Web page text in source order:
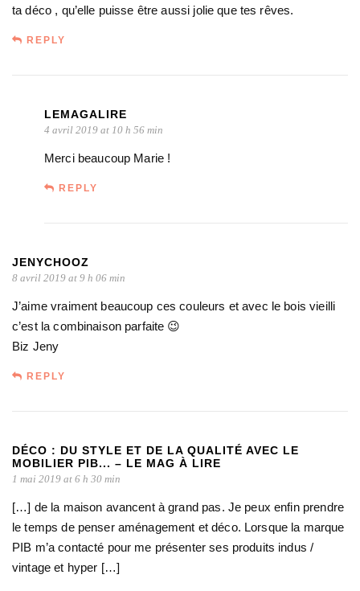
ta déco , qu’elle puisse être aussi jolie que tes rêves.
REPLY
LEMAGALIRE
4 avril 2019 at 10 h 56 min
Merci beaucoup Marie !
REPLY
JENYCHOOZ
8 avril 2019 at 9 h 06 min
J’aime vraiment beaucoup ces couleurs et avec le bois vieilli
c’est la combinaison parfaite 😉
Biz Jeny
REPLY
DÉCO : DU STYLE ET DE LA QUALITÉ AVEC LE
MOBILIER PIB... – LE MAG À LIRE
1 mai 2019 at 6 h 30 min
[…] de la maison avancent à grand pas. Je peux enfin prendre
le temps de penser aménagement et déco. Lorsque la marque
PIB m’a contacté pour me présenter ses produits indus /
vintage et hyper […]